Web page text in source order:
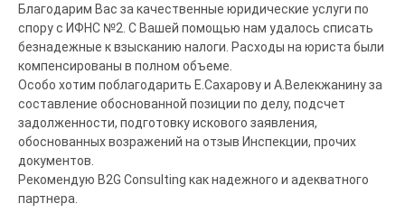
Благодарим Вас за качественные юридические услуги по
спору с ИФНС №2. С Вашей помощью нам удалось списать
безнадежные к взысканию налоги. Расходы на юриста были
компенсированы в полном объеме.
Особо хотим поблагодарить Е.Сахарову и А.Велекжанину за
составление обоснованной позиции по делу, подсчет
задолженности, подготовку искового заявления,
обоснованных возражений на отзыв Инспекции, прочих
документов.
Рекомендую B2G Consulting как надежного и адекватного
партнера.